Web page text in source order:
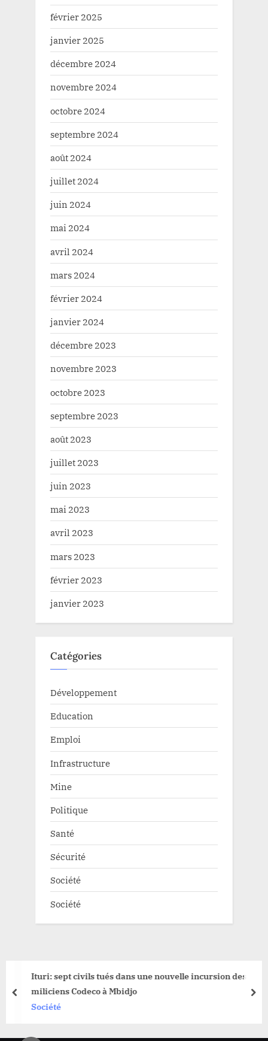
février 2025
janvier 2025
décembre 2024
novembre 2024
octobre 2024
septembre 2024
août 2024
juillet 2024
juin 2024
mai 2024
avril 2024
mars 2024
février 2024
janvier 2024
décembre 2023
novembre 2023
octobre 2023
septembre 2023
août 2023
juillet 2023
juin 2023
mai 2023
avril 2023
mars 2023
février 2023
janvier 2023
Catégories
Développement
Education
Emploi
Infrastructure
Mine
Politique
Santé
Sécurité
Société
Société
Ituri: sept civils tués dans une nouvelle incursion des
miliciens Codeco à Mbidjo
Société
prev